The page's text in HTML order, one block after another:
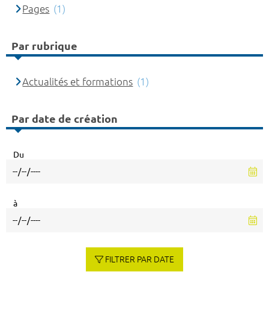
Pages (1)
Par rubrique
Actualités et formations (1)
Par date de création
Du
à
FILTRER PAR DATE